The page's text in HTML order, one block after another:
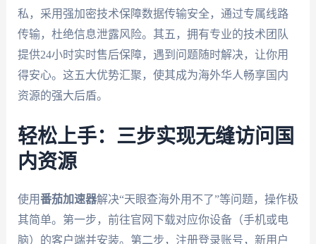
私，采用强加密技术保障数据传输安全，通过专属线路
传输，杜绝信息泄露风险。其五，拥有专业的技术团队
提供24小时实时售后保障，遇到问题随时解决，让你用
得安心。这五大优势汇聚，使其成为海外华人畅享国内
资源的强大后盾。
轻松上手：三步实现无缝访问国
内资源
使用番茄加速器解决“天眼查海外用不了”等问题，操作极
其简单。第一步，前往官网下载对应你设备（手机或电
脑）的客户端并安装。第二步，注册登录账号，新用户